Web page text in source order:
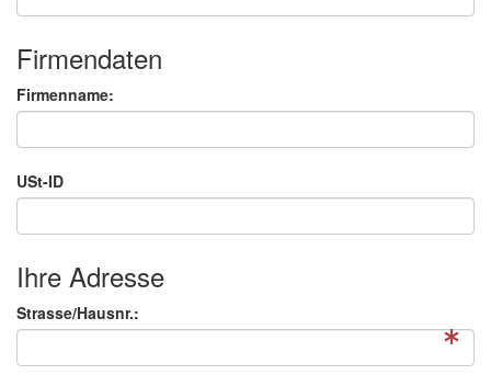
Firmendaten
Firmenname:
USt-ID
Ihre Adresse
Strasse/Hausnr.: